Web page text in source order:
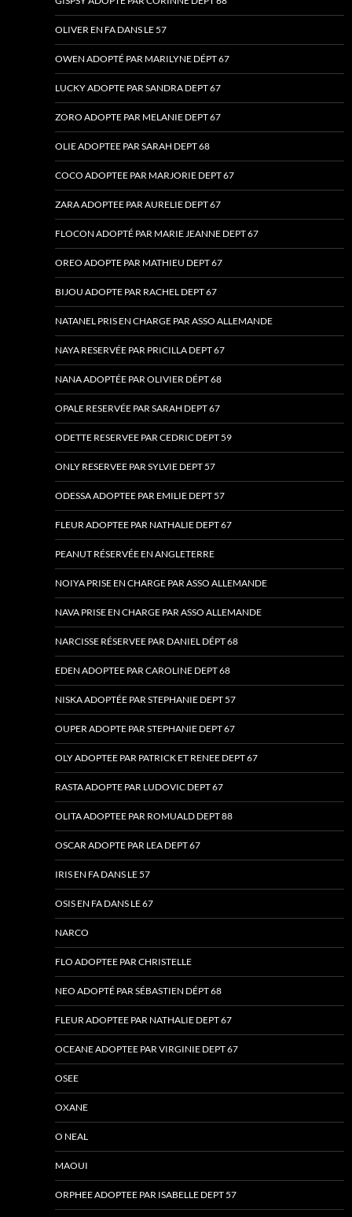
OLIVER EN FA DANS LE 57
OWEN ADOPTÉ PAR MARILYNE DÉPT 67
LUCKY ADOPTE PAR SANDRA DEPT 67
ZORO ADOPTE PAR MELANIE DEPT 67
OLIE ADOPTEE PAR SARAH DEPT 68
COCO ADOPTEE PAR MARJORIE DEPT 67
ZARA ADOPTEE PAR AURELIE DEPT 67
FLOCON ADOPTÉ PAR MARIE JEANNE DEPT 67
OREO ADOPTE PAR MATHIEU DEPT 67
BIJOU ADOPTE PAR RACHEL DEPT 67
NATANEL PRIS EN CHARGE PAR ASSO ALLEMANDE
NAYA RESERVÉE PAR PRICILLA DEPT 67
NANA ADOPTÉE PAR OLIVIER DÉPT 68
OPALE RESERVÉE PAR SARAH DEPT 67
ODETTE RESERVEE PAR CEDRIC DEPT 59
ONLY RESERVEE PAR SYLVIE DEPT 57
ODESSA ADOPTEE PAR EMILIE DEPT 57
FLEUR ADOPTEE PAR NATHALIE DEPT 67
PEANUT RÉSERVÉE EN ANGLETERRE
NOIYA PRISE EN CHARGE PAR ASSO ALLEMANDE
NAVA PRISE EN CHARGE PAR ASSO ALLEMANDE
NARCISSE RÉSERVEE PAR DANIEL DÉPT 68
EDEN ADOPTEE PAR CAROLINE DEPT 68
NISKA ADOPTÉE PAR STEPHANIE DEPT 57
OUPER ADOPTE PAR STEPHANIE DEPT 67
OLY ADOPTEE PAR PATRICK ET RENEE DEPT 67
RASTA ADOPTE PAR LUDOVIC DEPT 67
OLITA ADOPTEE PAR ROMUALD DEPT 88
OSCAR ADOPTE PAR LEA DEPT 67
IRIS EN FA DANS LE 57
OSIS EN FA DANS LE 67
NARCO
FLO ADOPTEE PAR CHRISTELLE
NEO ADOPTÉ PAR SÉBASTIEN DÉPT 68
FLEUR ADOPTEE PAR NATHALIE DEPT 67
OCEANE ADOPTEE PAR VIRGINIE DEPT 67
OSEE
OXANE
O NEAL
MAOUI
ORPHEE ADOPTEE PAR ISABELLE DEPT 57